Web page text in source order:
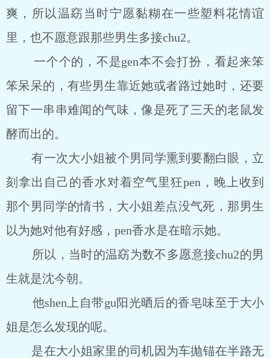
爽，所以温窈当时宁愿黏糊在一些塑料花情谊
里，也不愿意跟那些男生多接chu2。
一个个的，不是gen本不会打扮，看起来笨
笨呆呆的，有些男生靠近她或者路过她时，还要
留下一串串难闻的气味，像是死了三天的老鼠发
酵而出的。
有一次大小姐被个男同学熏到要翻白眼，立
刻拿出自己的香水对着空气里狂pen，晚上收到
那个男同学的情书，大小姐差点没气死，那男生
以为她对他有好感，pen香水是在暗示她。
所以，当时的温窈为数不多愿意接chu2的男
生就是沈今朝。
他shen上自带gu阳光晒后的香皂味至于大小
姐是怎么发现的呢。
是在大小姐家里的司机因为车抛锚在半路无